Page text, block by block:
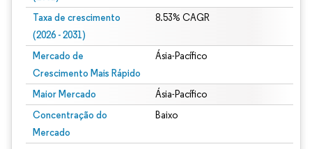
Taxa de crescimento
(2026 - 2031)
8.53% CAGR
Mercado de
Crescimento Mais Rápido
Ásia-Pacífico
Maior Mercado Ásia-Pacífico
Concentração do
Mercado
Baixo